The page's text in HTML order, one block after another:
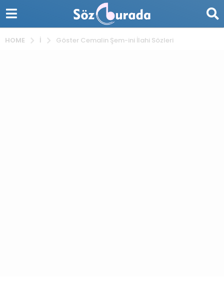
HOME İ Göster Cemalin Şem-ini İlahi Sözleri